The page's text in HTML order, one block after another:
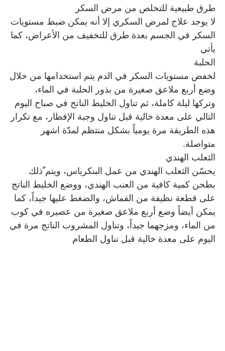
طرق طبيعية للتخلص من مرض السكر
لا يوجد علاج لمرض السكري إلا أنه يمكن ضبط مستويات
السكر في الجسم بعدة طرق للتخفيف من الأعراض، كما
يأتي
الحلبة
لخفض مستويات السكر في الدم يتم استخدامها من خلال
وضع أربع ملاعق صغيرة من بذور الحلبة في الماء،
وتركها ليلة كاملة، ثم تناول الخليط الناتج في صباح اليوم
التالي على معدة خالية قبل تناول وجبة الإفطار، مع تكرار
هذه الطريقة مرة يومياً بشكل منتظم لمدّة اشهر
متواصلة.
الثعلب الهندي
يحسّن الثعلب الهندي من عمل البنكرياس، ويتم ّذلك
بطحن كمية كافية من العنب الهندي، ووضع الخليط الناتج
على قطعة نظيفة من القماش، والضغط عليها جيداً، كما
يمكن أيضاً وضع أربع ملاعق صغيرة من عصيره في كوب
من الماء، ومزجهما جيداً، وتناول المشروب الناتج مرة في
اليوم على معدة خالية قبل تناول الطعام